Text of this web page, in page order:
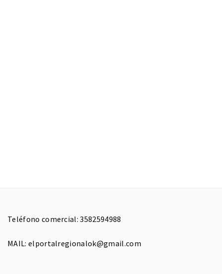
Teléfono comercial: 3582594988
MAIL: elportalregionalok@gmail.com